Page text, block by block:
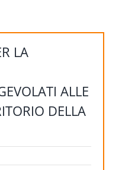
LA
ALLE
DELLA